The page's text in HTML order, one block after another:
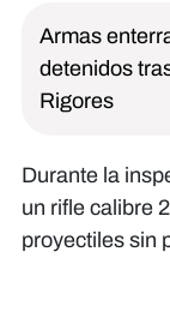
Armas
detenidos
Rigores
Durante la
un rifle calibre
proyectiles sin